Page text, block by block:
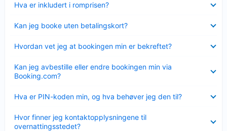
Hva er inkludert i romprisen?
mindre
Kan jeg booke uten betalingskort?
mindre
Hvordan vet jeg at bookingen min er bekreftet?
mindre
Kan jeg avbestille eller endre bookingen min via
Booking.com?
mindre
Hva er PIN-koden min, og hva behøver jeg den til?
mindre
Hvor finner jeg kontaktopplysningene til
overnattingsstedet?
mindre